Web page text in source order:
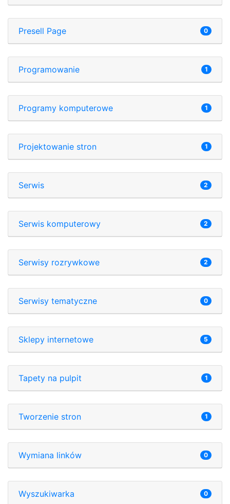
Presell Page 0
Programowanie 1
Programy komputerowe 1
Projektowanie stron 1
Serwis 2
Serwis komputerowy 2
Serwisy rozrywkowe 2
Serwisy tematyczne 0
Sklepy internetowe 5
Tapety na pulpit 1
Tworzenie stron 1
Wymiana linków 0
Wyszukiwarka 0